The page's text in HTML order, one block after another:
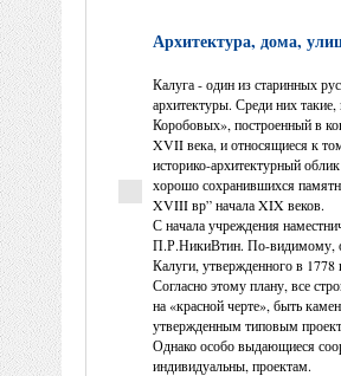
Архитектура, дома,
Калуга - один из старинных
архитектуры. Среди них
Коробовых», построенный в
XVII века, и относящиеся к
историко-архитектурный
хорошо сохранившихся
XVIII вр” начала XIX веков.
С начала учреждения
П.Р.НикиВ­тин. По-видимому,
Калуги, утвержденного в 1778
Согласно этому плану, все
на «красной черте», быть
утвержденным типовым
Однако особо выдающиеся
индивидуальны, проектам.